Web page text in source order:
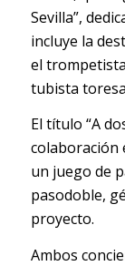
Sevilla”,
incluye la
el
tubista
El título “A
colaboración
un juego de
pasodoble,
proyecto.
Ambos